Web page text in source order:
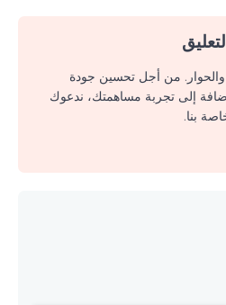
والحوار. من أجل تحسين جودة
إلى تجربة مساهمتك، ندعوك
بنا.